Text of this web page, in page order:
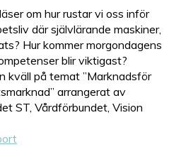
om hur rustar vi oss inför
där självlärande maskiner,
Hur kommer morgondagens
blir viktigast?
kväll på temat ”Marknadsför
arrangerat av
ST, Vårdförbundet, Vision